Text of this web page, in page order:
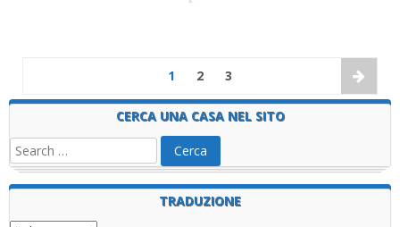
1 2 3
CERCA UNA CASA NEL SITO
TRADUZIONE